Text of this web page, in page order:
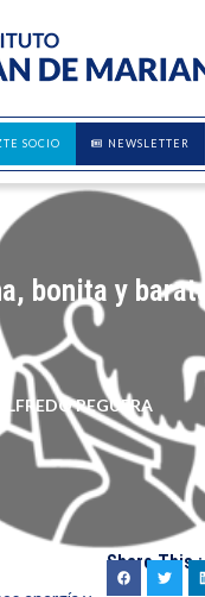
NEWSLETTER
SOCIO
bonita y barata
ALFREDO REGUERA
Share This :